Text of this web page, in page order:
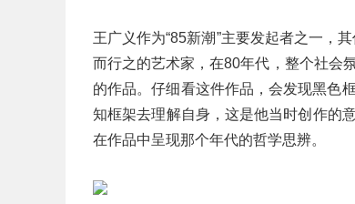
王广义作为“85新潮”主要发起者之一，
而行之的艺术家，在80年代，整个社会
的作品。仔细看这件作品，会发现黑色
知框架去理解自身，这是他当时创作的
在作品中呈现那个年代的哲学思辨。